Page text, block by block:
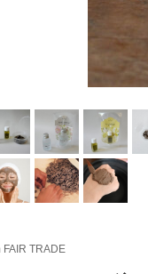
FAIR TRADE